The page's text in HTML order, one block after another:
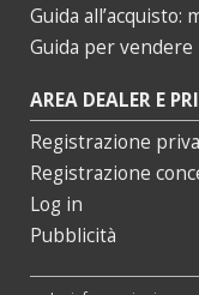
Guida all’acquisto:
Guida per vendere
AREA DEALER E
Registrazione
Registrazione
Log in
Pubblicità